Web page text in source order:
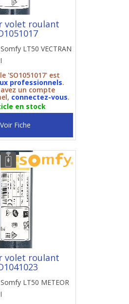
volet roulant
LT50 VECTRAN
'SO1051017' est
professionnels.
avez un compte
connectez-vous.
en stock
Voir Fiche
volet roulant
LT50 METEOR